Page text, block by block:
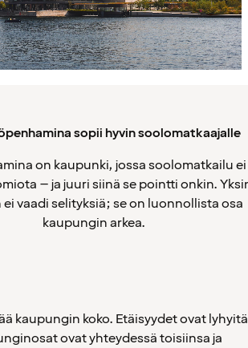
sopii hyvin soolomatkaajalle
on kaupunki, jossa soolomatkailu ei
– ja juuri siinä se pointti onkin.
vaadi selityksiä; se on luonnollista osa
kaupungin arkea.
kaupungin koko. Etäisyydet ovat
ovat yhteydessä toisiinsa ja